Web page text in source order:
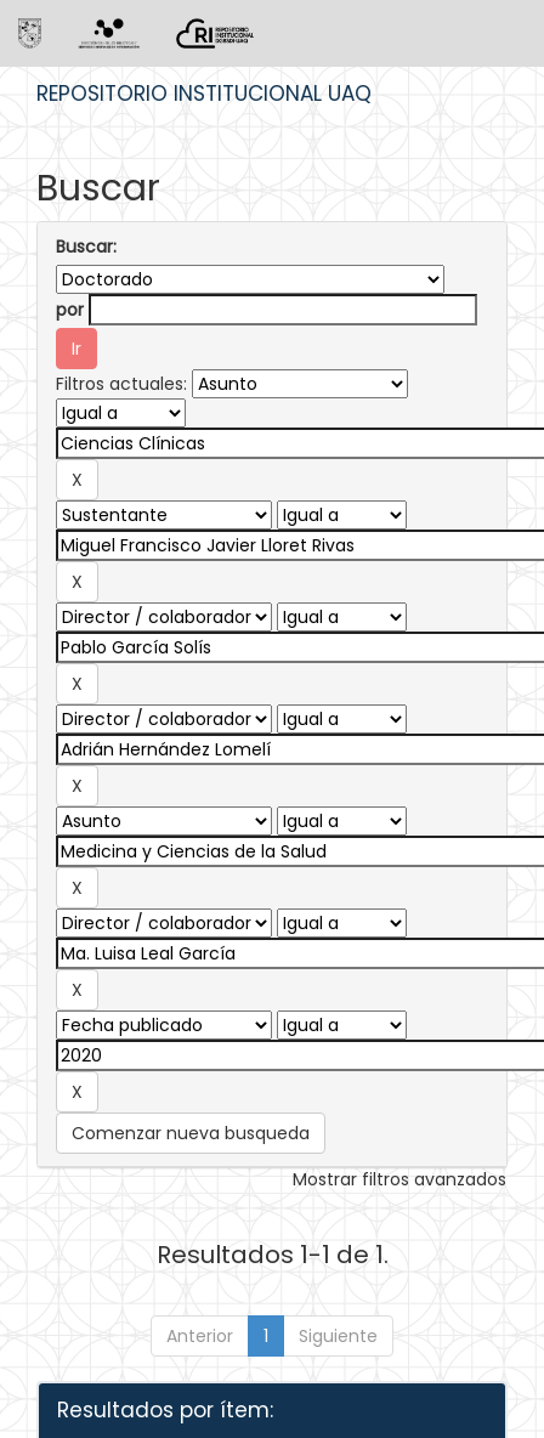
REPOSITORIO INSTITUCIONAL UAQ
Buscar
Buscar:
por
Filtros actuales:
Comenzar nueva busqueda
Mostrar filtros avanzados
Resultados 1-1 de 1.
Anterior 1 Siguiente
Resultados por ítem: